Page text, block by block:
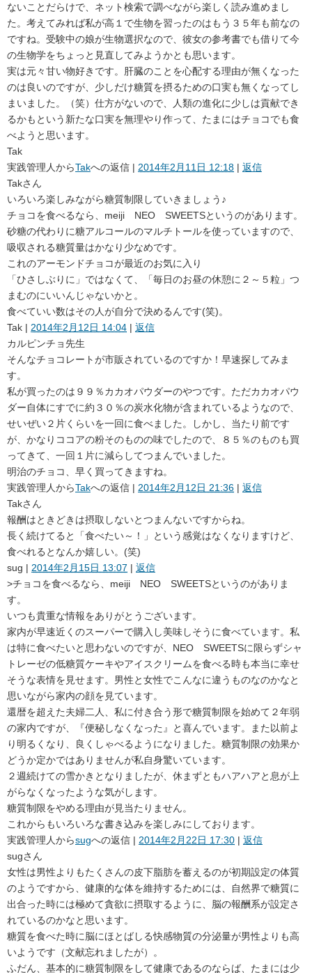
ないことだらけで、ネット検索で調べながら楽しく読み進めまし
た。考えてみれば私が高１で生物を習ったのはもう３５年も前なの
ですね。受験中の娘が生物選択なので、彼女の参考書でも借りて今
の生物学をちょっと見直してみようかとも思います。
実は元々甘い物好きです。肝臓のことを心配する理由が無くなった
のは良いのですが、少しだけ糖質を摂るための口実も無くなってし
まいました。（笑）仕方がないので、人類の進化に少しは貢献でき
るかもという新たな口実を無理やり作って、たまにはチョコでも食
べようと思います。
Tak
実践管理人からTakへの返信 | 2014年2月11日 12:18 | 返信
Takさん
いろいろ楽しみながら糖質制限していきましょう♪
チョコを食べるなら、meiji NEO SWEETSというのがあります。
砂糖の代わりに糖アルコールのマルチトールを使っていますので、
吸収される糖質量はかなり少なめです。
これのアーモンドチョコが最近のお気に入り
「ひさしぶりに」ではなくて、「毎日のお昼の休憩に２～５粒」つ
まむのにいいんじゃないかと。
食べていい数はその人が自分で決めるんです(笑)。
Tak | 2014年2月12日 14:04 | 返信
カルピンチョ先生
そんなチョコレートが市販されているのですか！早速探してみま
す。
私が買ったのは９９％カカオパウダーのやつです。ただカカオパウ
ダー自体にすでに約３０％の炭水化物が含まれているようなので、
せいぜい２片くらいを一回に食べました。しかし、当たり前です
が、かなりココアの粉そのものの味でしたので、８５％のものも買
ってきて、一回１片に減らしてつまんでいました。
明治のチョコ、早く買ってきますね。
実践管理人からTakへの返信 | 2014年2月12日 21:36 | 返信
Takさん
報酬はときどきは摂取しないとつまんないですからね。
長く続けてると「食べたい～！」という感覚はなくなりますけど、
食べれるとなんか嬉しい。(笑)
sug | 2014年2月15日 13:07 | 返信
>チョコを食べるなら、meiji NEO SWEETSというのがありま
す。
いつも貴重な情報をありがとうございます。
家内が早速近くのスーパーで購入し美味しそうに食べています。私
は特に食べたいと思わないのですが、NEO SWEETSに限らずシャ
トレーゼの低糖質ケーキやアイスクリームを食べる時も本当に幸せ
そうな表情を見せます。男性と女性でこんなに違うものなのかなと
思いながら家内の顔を見ています。
還暦を超えた夫婦二人、私に付き合う形で糖質制限を始めて２年弱
の家内ですが、『便秘しなくなった』と喜んでいます。また以前よ
り明るくなり、良くしゃべるようになりました。糖質制限の効果か
どうか定かではありませんが私自身驚いています。
２週続けての雪かきとなりましたが、休まずともハアハアと息が上
がらなくなったような気がします。
糖質制限をやめる理由が見当たりません。
これからもいろいろな書き込みを楽しみにしております。
実践管理人からsugへの返信 | 2014年2月22日 17:30 | 返信
sugさん
女性は男性よりもたくさんの皮下脂肪を蓄えるのが初期設定の体質
のようですから、健康的な体を維持するためには、自然界で糖質に
出合った時には極めて貪欲に摂取するように、脳の報酬系が設定さ
れているのかなと思います。
糖質を食べた時に脳にほとばしる快感物質の分泌量が男性よりも高
いようです（文献忘れましたが）。
ふだん、基本的に糖質制限をして健康であるのならば、たまには少